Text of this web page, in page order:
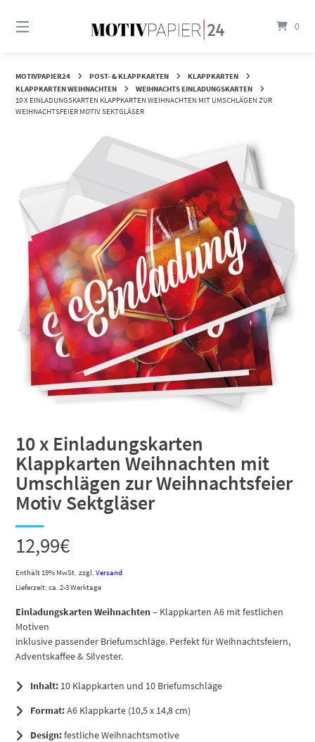
zum
0
MOTIVPAPIER24 POST- & KLAPPKARTEN
KLAPPKARTEN
KLAPPKARTEN WEIHNACHTEN
WEIHNACHTS EINLADUNGSKARTEN
10 X EINLADUNGSKARTEN KLAPPKARTEN WEIHNACHTEN MIT UMSCHLÄGEN ZUR
WEIHNACHTSFEIER MOTIV SEKTGLÄSER
10 x Einladungskarten
Klappkarten Weihnachten mit
Umschlägen zur Weihnachtsfeier
Motiv Sektgläser
12,99€
Enthält 19% MwSt. zzgl.Versand
Lieferzeit: ca. 2-3 Werktage
Einladungskarten Weihnachten– Klappkarten A6 mit festlichen
Motiven
inklusive passender Briefumschläge. Perfekt für Weihnachtsfeiern,
Adventskaffee & Silvester.
Inhalt: 10 Klappkarten und 10 Briefumschläge
Format:A6 Klappkarte (10,5 x 14,8 cm)
Design:festliche Weihnachtsmotive